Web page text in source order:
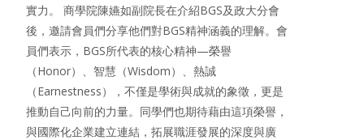
實力。 商學院陳嬿如副院長在介紹BGS及政大分會
後，邀請會員們分享他們對BGS精神涵義的理解。會
員們表示，BGS所代表的核心精神—榮譽
（Honor）、智慧（Wisdom）、熱誠
（Earnestness），不僅是學術與成就的象徵，更是
推動自己向前的力量。同學們也期待藉由這項榮譽，
與國際化企業建立連結，拓展職涯發展的深度與廣